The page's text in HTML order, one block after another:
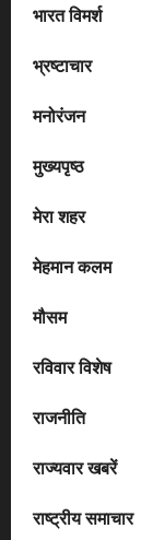
भारत विमर्श
भ्रष्टाचार
मनोरंजन
मुख्यपृष्ठ
मेरा शहर
मेहमान कलम
मौसम
रविवार विशेष
राजनीति
राज्यवार खबरें
राष्ट्रीय समाचार